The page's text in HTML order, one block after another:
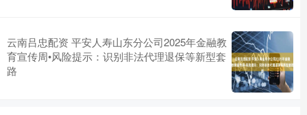
云南吕忠配资 平安人寿山东分公司2025年金融教
育宣传周•风险提示：识别非法代理退保等新型套
路